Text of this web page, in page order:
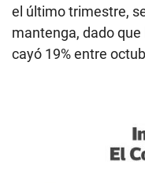
el último trimestre,
mantenga, dado
cayó 19% entre